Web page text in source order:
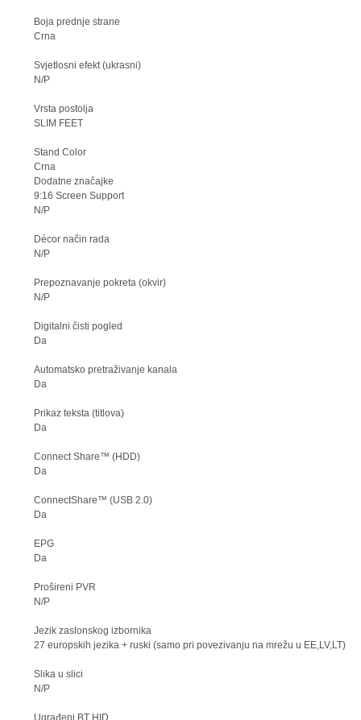
Boja prednje strane
Crna
Svjetlosni efekt (ukrasni)
N/P
Vrsta postolja
SLIM FEET
Stand Color
Crna
Dodatne značajke
9:16 Screen Support
N/P
Décor način rada
N/P
Prepoznavanje pokreta (okvir)
N/P
Digitalni čisti pogled
Da
Automatsko pretraživanje kanala
Da
Prikaz teksta (titlova)
Da
Connect Share™ (HDD)
Da
ConnectShare™ (USB 2.0)
Da
EPG
Da
Prošireni PVR
N/P
Jezik zaslonskog izbornika
27 europskih jezika + ruski (samo pri povezivanju na mrežu u EE,LV,LT)
Slika u slici
N/P